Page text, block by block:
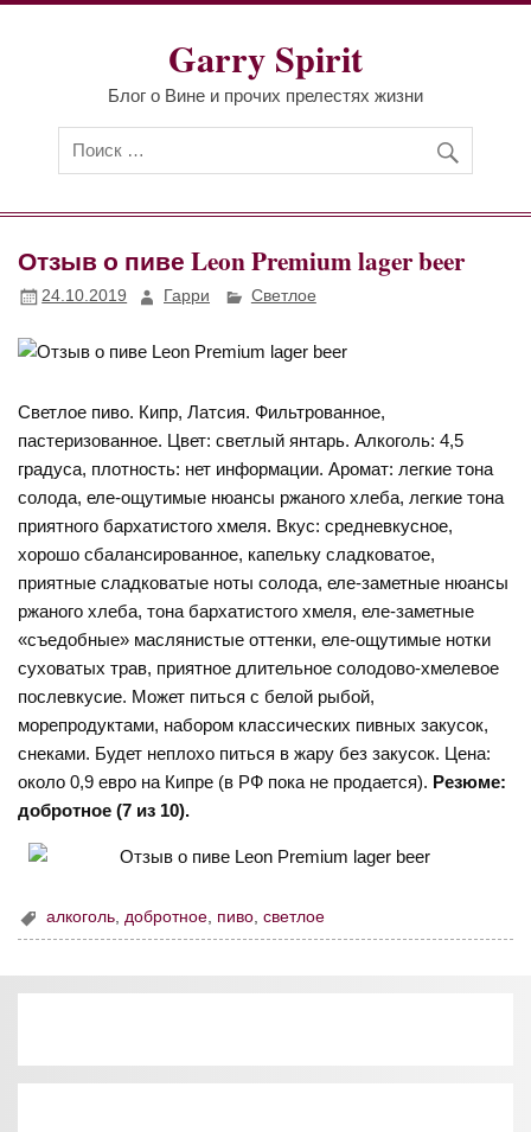
Перейти
Garry Spirit
Блог о Вине и прочих прелестях жизни
Отзыв о пиве Leon Premium lager beer
24.10.2019 Гарри Светлое
Светлое пиво. Кипр, Латсия. Фильтрованное,
пастеризованное. Цвет: светлый янтарь. Алкоголь: 4,5
градуса, плотность: нет информации. Аромат: легкие тона
солода, еле-ощутимые нюансы ржаного хлеба, легкие тона
приятного бархатистого хмеля. Вкус: средневкусное,
хорошо сбалансированное, капельку сладковатое,
приятные сладковатые ноты солода, еле-заметные нюансы
ржаного хлеба, тона бархатистого хмеля, еле-заметные
«съедобные» маслянистые оттенки, еле-ощутимые нотки
суховатых трав, приятное длительное солодово-хмелевое
послевкусие. Может питься с белой рыбой,
морепродуктами, набором классических пивных закусок,
снеками. Будет неплохо питься в жару без закусок. Цена:
около 0,9 евро на Кипре (в РФ пока не продается). Резюме:
добротное (7 из 10).
алкоголь добротное пиво ,светлое